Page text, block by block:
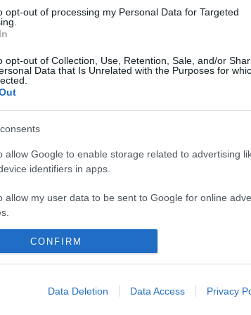
opt-out of processing my Personal Data for Targeted
opt-out of Collection, Use, Retention, Sale, and/or
Data that Is Unrelated with the Purposes for
allow Google to enable storage related to advertising
identifiers in apps.
allow my user data to be sent to Google for online
allow Google to send me personalized advertising.
identifiers in apps.
CONFIRM
Data Deletion Data Access Privacy
tavaly egy egész kiállítást szentelt a zsidó
teszi a holokauszt áldozatai és
képezték.
hogy jelentsék a lopott műkincsek
nácizmus idején vették el tulajdonosától.